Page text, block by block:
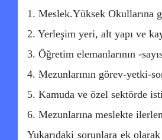
1. Meslek.Yüksek Okullarına
2. Yerleşim yeri, alt yapı ve
3. Öğretim elemanlarının -
4. Mezunlarının görev-yetki-
5. Kamuda ve özel sektörde
6. Mezunlarına meslekte
Yukarıdaki sorunlara ek